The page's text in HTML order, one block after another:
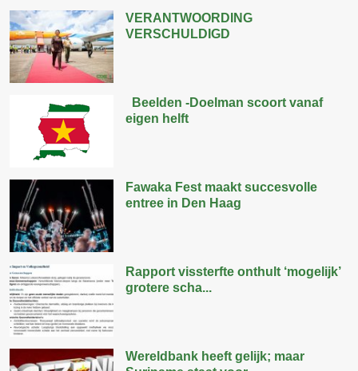
VERANTWOORDING
VERSCHULDIGD
Beelden -Doelman scoort vanaf
eigen helft
Fawaka Fest maakt succesvolle
entree in Den Haag
Rapport vissterfte onthult ‘mogelijk’
grotere scha...
Wereldbank heeft gelijk; maar